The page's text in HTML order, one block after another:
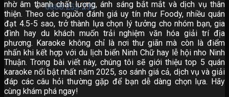
0888.253.235
nhờ âm thanh chất lượng, ánh sáng bắt mắt và dịch vụ thân
thiện. Theo các nguồn đánh giá uy tín như Foody, nhiều quán
đạt 4.5-5 sao, trở thành lựa chọn lý tưởng cho nhóm bạn, gia
đình hay du khách muốn trải nghiệm văn hóa giải trí địa
phương. Karaoke không chỉ là nơi thư giãn mà còn là điểm
nhấn khi kết hợp với du lịch biển Ninh Chữ hay lễ hội nho Ninh
Thuận. Trong bài viết này, chúng tôi sẽ giới thiệu top 5 quán
karaoke nổi bật nhất năm 2025, so sánh giá cả, dịch vụ và giải
đáp các câu hỏi thường gặp để bạn dễ dàng chọn lựa. Hãy
cùng khám phá ngay!